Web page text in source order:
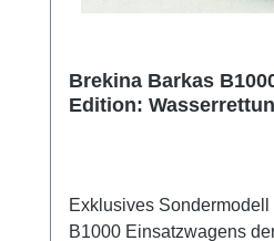
Brekina Barkas
Edition:
Exklusives
B1000 Einsatzwagens